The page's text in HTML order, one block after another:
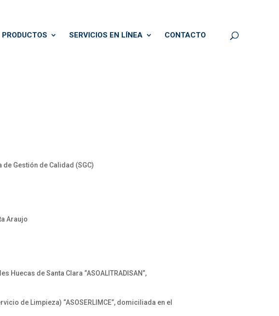
PRODUCTOS SERVICIOS EN LÍNEA CONTACTO
Gestión de Calidad (SGC)
Araujo
de Santa Clara “ASOALITRADISAN”,
de Limpieza) “ASOSERLIMCE”, domiciliada en el